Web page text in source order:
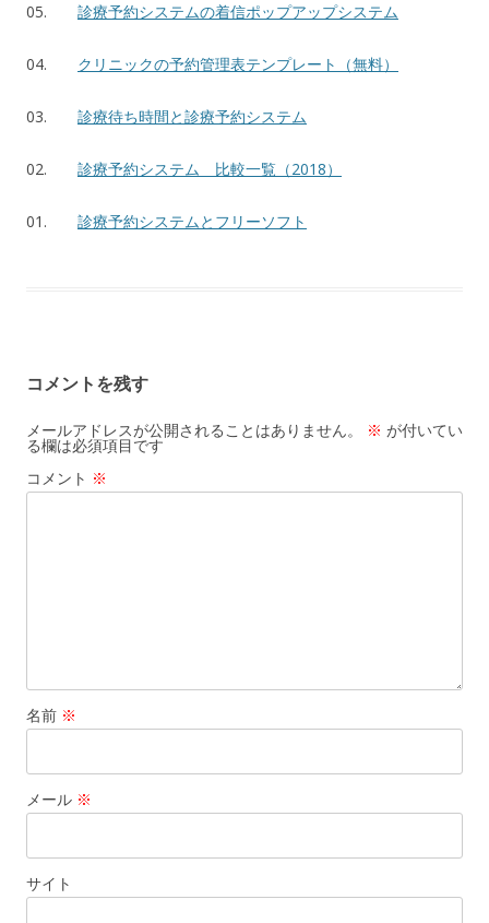
05. 診療予約システムの着信ポップアップシステム
04. クリニックの予約管理表テンプレート（無料）
03. 診療待ち時間と診療予約システム
02. 診療予約システム 比較一覧（2018）
01. 診療予約システムとフリーソフト
コメントを残す
メールアドレスが公開されることはありません。 ※ が付いてい
る欄は必須項目です
コメント ※
名前 ※
メール ※
サイト